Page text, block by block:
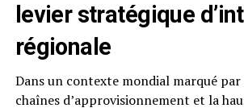
levier stratégique
régionale
Dans un contexte mondial marqué
chaînes d’approvisionnement et la